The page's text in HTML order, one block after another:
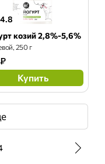
4.8
козий 2,8%-5,6%
250 г
₽
Купить